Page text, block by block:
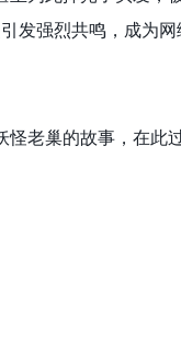
发强烈共鸣， 成为
老巢的故事，在此